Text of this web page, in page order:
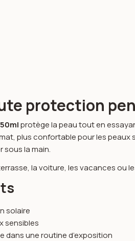
protection
protège la peau tout en
plus confortable pour les
sous la main.
la voiture, les vacances
solaire
sensibles
dans une routine d’exposition